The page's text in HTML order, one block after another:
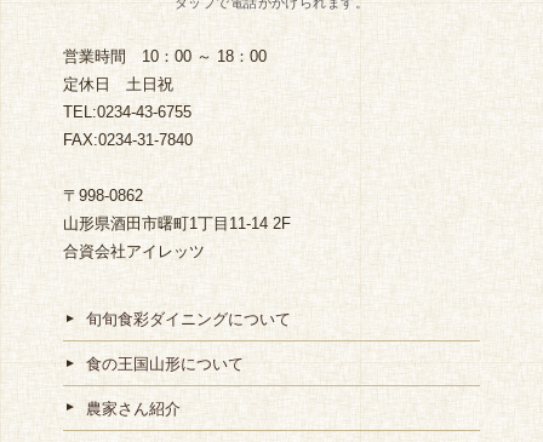
営業時間 10：00 ～ 18：00
定休日 土日祝
TEL:0234-43-6755
FAX:0234-31-7840
〒998-0862
山形県酒田市曙町1丁目11-14 2F
合資会社アイレッツ
旬旬食彩ダイニングについて
食の王国山形について
農家さん紹介